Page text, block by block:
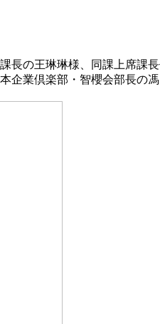
長の王琳琳様、同課上席課
業倶楽部・智櫻会部長の馮